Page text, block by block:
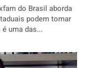
do Brasil aborda
podem tomar
uma das...